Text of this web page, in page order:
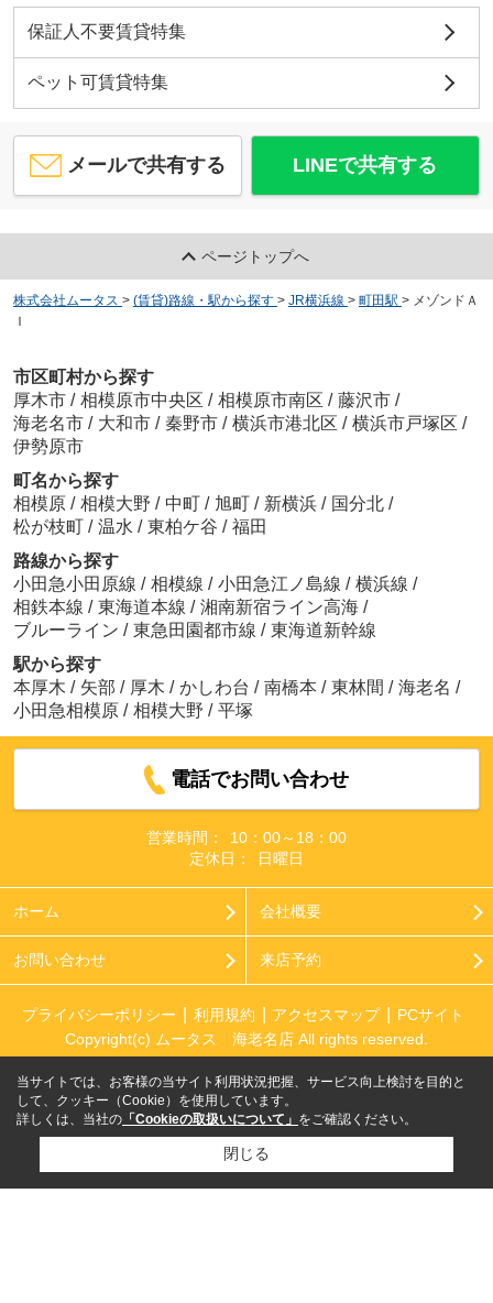
保証人不要賃貸特集
ペット可賃貸特集
メールで共有する LINEで共有する
ページトップへ
株式会社ムータス > (賃貸)路線・駅から探す > JR横浜線 > 町田駅 > メゾンドＡ
Ｉ
市区町村から探す
厚木市 / 相模原市中央区 / 相模原市南区 / 藤沢市 /
海老名市 / 大和市 / 秦野市 / 横浜市港北区 / 横浜市戸塚区 /
伊勢原市
町名から探す
相模原 / 相模大野 / 中町 / 旭町 / 新横浜 / 国分北 /
松が枝町 / 温水 / 東柏ケ谷 / 福田
路線から探す
小田急小田原線 / 相模線 / 小田急江ノ島線 / 横浜線 /
相鉄本線 / 東海道本線 / 湘南新宿ライン高海 /
ブルーライン / 東急田園都市線 / 東海道新幹線
駅から探す
本厚木 / 矢部 / 厚木 / かしわ台 / 南橋本 / 東林間 / 海老名 /
小田急相模原 / 相模大野 / 平塚
電話でお問い合わせ
営業時間：
10：00～18：00
定休日：
日曜日
ホーム 会社概要
お問い合わせ 来店予約
プライバシーポリシー 利用規約 アクセスマップ
PCサイト
Copyright(c) ムータス 海老名店 All rights reserved.
当サイトでは、お客様の当サイト利用状況把握、サービス向上検討を目的と
して、クッキー（Cookie）を使用しています。
詳しくは、当社の 「Cookieの取扱いについて」 をご確認ください。
閉じる